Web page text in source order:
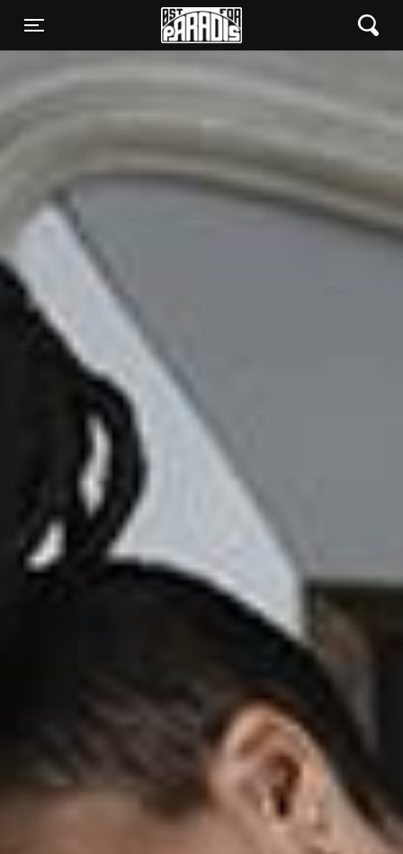
Toggle navigation
Øst for Paradis